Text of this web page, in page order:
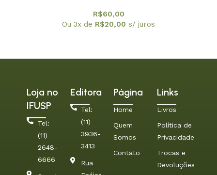
R$60,00
Ou 3x de R$20,00 s/ juros
Loja no
IFUSP
Tel:
(11)
2648-
6666
Editora
Tel:
(11)
3936-
3413
Rua
Página
Home
Quem
Somos
Contato
Links
Livros
Política de
Privacidade
Trocas e
Devoluções